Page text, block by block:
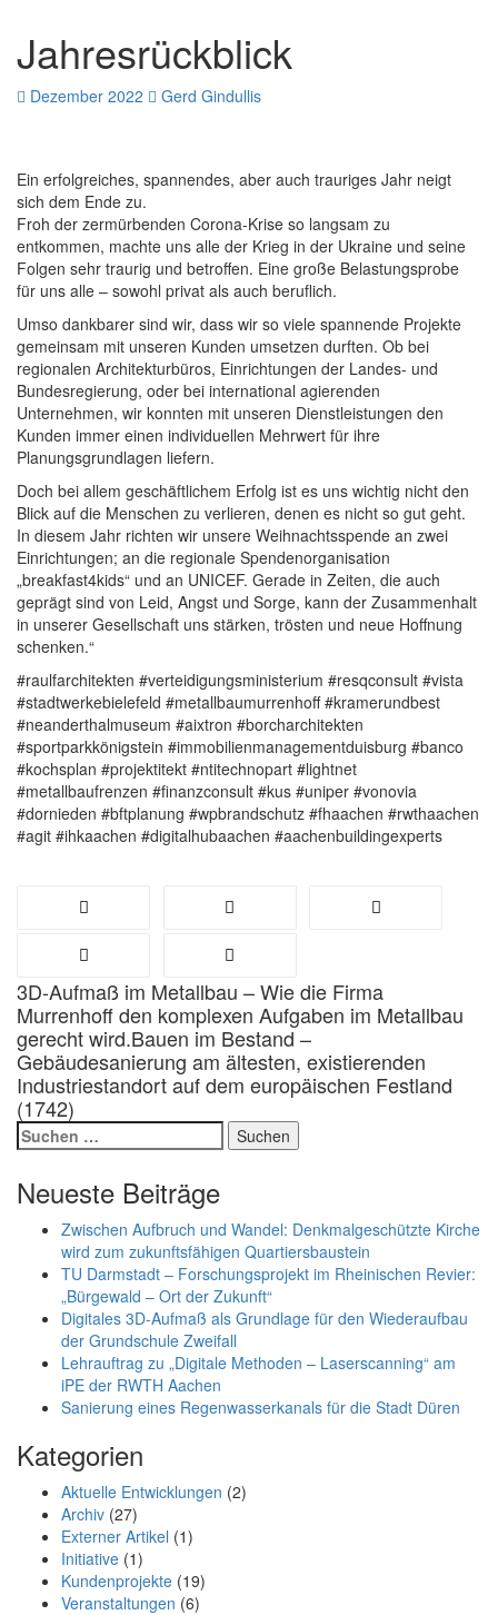
Jahresrückblick
Dezember 2022 Gerd Gindullis
Ein erfolgreiches, spannendes, aber auch trauriges Jahr neigt
sich dem Ende zu.
Froh der zermürbenden Corona-Krise so langsam zu
entkommen, machte uns alle der Krieg in der Ukraine und seine
Folgen sehr traurig und betroffen. Eine große Belastungsprobe
für uns alle – sowohl privat als auch beruflich.
Umso dankbarer sind wir, dass wir so viele spannende Projekte
gemeinsam mit unseren Kunden umsetzen durften. Ob bei
regionalen Architekturbüros, Einrichtungen der Landes- und
Bundesregierung, oder bei international agierenden
Unternehmen, wir konnten mit unseren Dienstleistungen den
Kunden immer einen individuellen Mehrwert für ihre
Planungsgrundlagen liefern.
Doch bei allem geschäftlichem Erfolg ist es uns wichtig nicht den
Blick auf die Menschen zu verlieren, denen es nicht so gut geht.
In diesem Jahr richten wir unsere Weihnachtsspende an zwei
Einrichtungen; an die regionale Spendenorganisation
„breakfast4kids“ und an UNICEF. Gerade in Zeiten, die auch
geprägt sind von Leid, Angst und Sorge, kann der Zusammenhalt
in unserer Gesellschaft uns stärken, trösten und neue Hoffnung
schenken.“
#raulfarchitekten #verteidigungsministerium #resqconsult #vista
#stadtwerkebielefeld #metallbaumurrenhoff #kramerundbest
#neanderthalmuseum #aixtron #borcharchitekten
#sportparkkönigstein #immobilienmanagementduisburg #banco
#kochsplan #projektitekt #ntitechnopart #lightnet
#metallbaufrenzen #finanzconsult #kus #uniper #vonovia
#dornieden #bftplanung #wpbrandschutz #fhaachen #rwthaachen
#agit #ihkaachen #digitalhubaachen #aachenbuildingexperts
Post
navigation
3D-Aufmaß im Metallbau – Wie die Firma
Murrenhoff den komplexen Aufgaben im Metallbau
gerecht wird.Bauen im Bestand –
Gebäudesanierung am ältesten, existierenden
Industriestandort auf dem europäischen Festland
(1742)
Suchen
nach:
Neueste Beiträge
Zwischen Aufbruch und Wandel: Denkmalgeschützte Kirche
wird zum zukunftsfähigen Quartiersbaustein
TU Darmstadt – Forschungsprojekt im Rheinischen Revier:
„Bürgewald – Ort der Zukunft“
Digitales 3D-Aufmaß als Grundlage für den Wiederaufbau
der Grundschule Zweifall
Lehrauftrag zu „Digitale Methoden – Laserscanning“ am
iPE der RWTH Aachen
Sanierung eines Regenwasserkanals für die Stadt Düren
Kategorien
Aktuelle Entwicklungen (2)
Archiv (27)
Externer Artikel (1)
Initiative (1)
Kundenprojekte (19)
Veranstaltungen (6)